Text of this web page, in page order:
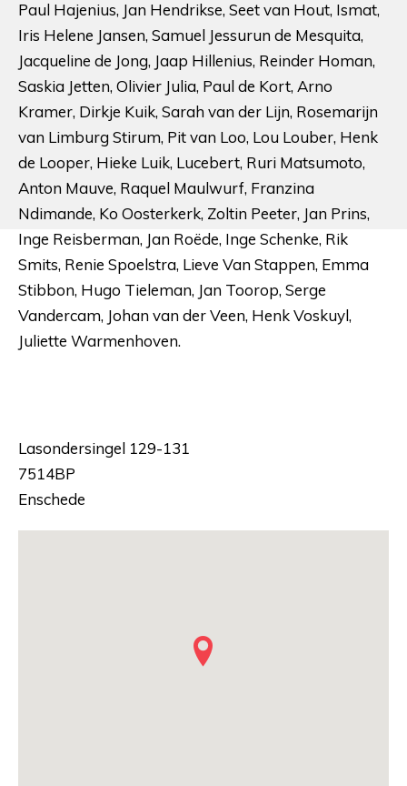
Paul Hajenius, Jan Hendrikse, Seet van Hout, Ismat,
Iris Helene Jansen, Samuel Jessurun de Mesquita,
Jacqueline de Jong, Jaap Hillenius, Reinder Homan,
Saskia Jetten, Olivier Julia, Paul de Kort, Arno
Kramer, Dirkje Kuik, Sarah van der Lijn, Rosemarijn
van Limburg Stirum, Pit van Loo, Lou Louber, Henk
de Looper, Hieke Luik, Lucebert, Ruri Matsumoto,
Anton Mauve, Raquel Maulwurf, Franzina
Ndimande, Ko Oosterkerk, Zoltin Peeter, Jan Prins,
Inge Reisberman, Jan Roëde, Inge Schenke, Rik
Smits, Renie Spoelstra, Lieve Van Stappen, Emma
Stibbon, Hugo Tieleman, Jan Toorop, Serge
Vandercam, Johan van der Veen, Henk Voskuyl,
Juliette Warmenhoven.
Lasondersingel 129-131
7514BP
Enschede